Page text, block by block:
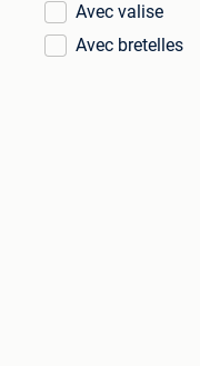
Avec valise
Avec bretelles